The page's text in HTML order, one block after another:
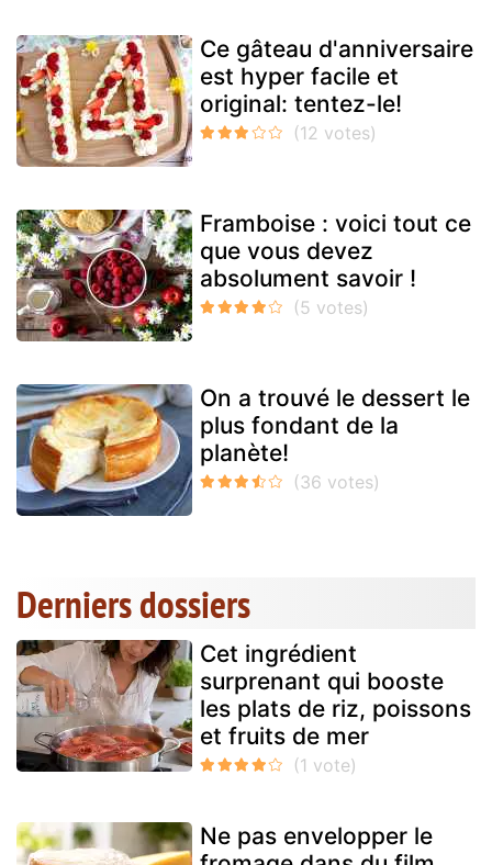
Ce gâteau d'anniversaire
est hyper facile et
original: tentez-le!
Framboise : voici tout ce
que vous devez
absolument savoir !
On a trouvé le dessert le
plus fondant de la
planète!
Derniers dossiers
Cet ingrédient
surprenant qui booste
les plats de riz, poissons
et fruits de mer
Ne pas envelopper le